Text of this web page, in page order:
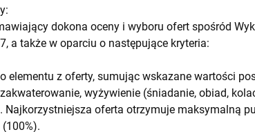
dokona oceny i wyboru ofert spośród
a także w oparciu o następujące kryteria:
elementu z oferty, sumując wskazane wartości
wyżywienie (śniadanie, obiad,
oferta otrzymuje maksymalną